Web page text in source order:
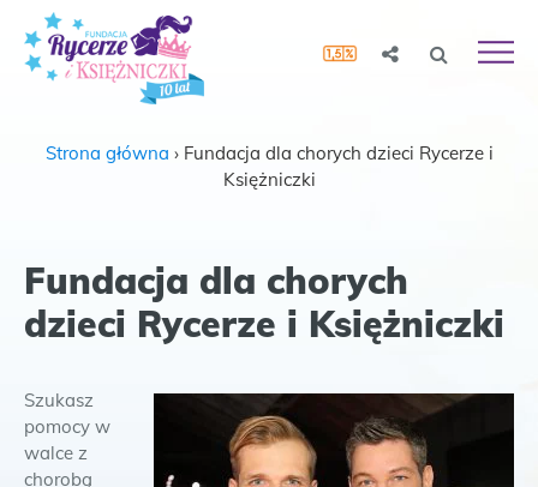
Strona główna › Fundacja dla chorych dzieci Rycerze i
Księżniczki
Fundacja dla chorych
dzieci Rycerze i Księżniczki
Szukasz
pomocy w
walce z
chorobą